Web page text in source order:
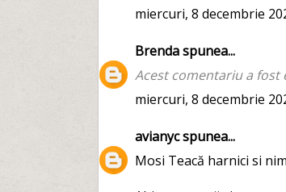
miercuri, 8 decembrie
Brendaspunea...
Acest comentariu a fost
miercuri, 8 decembrie
avianycspunea...
Mosi Teacă harnici si